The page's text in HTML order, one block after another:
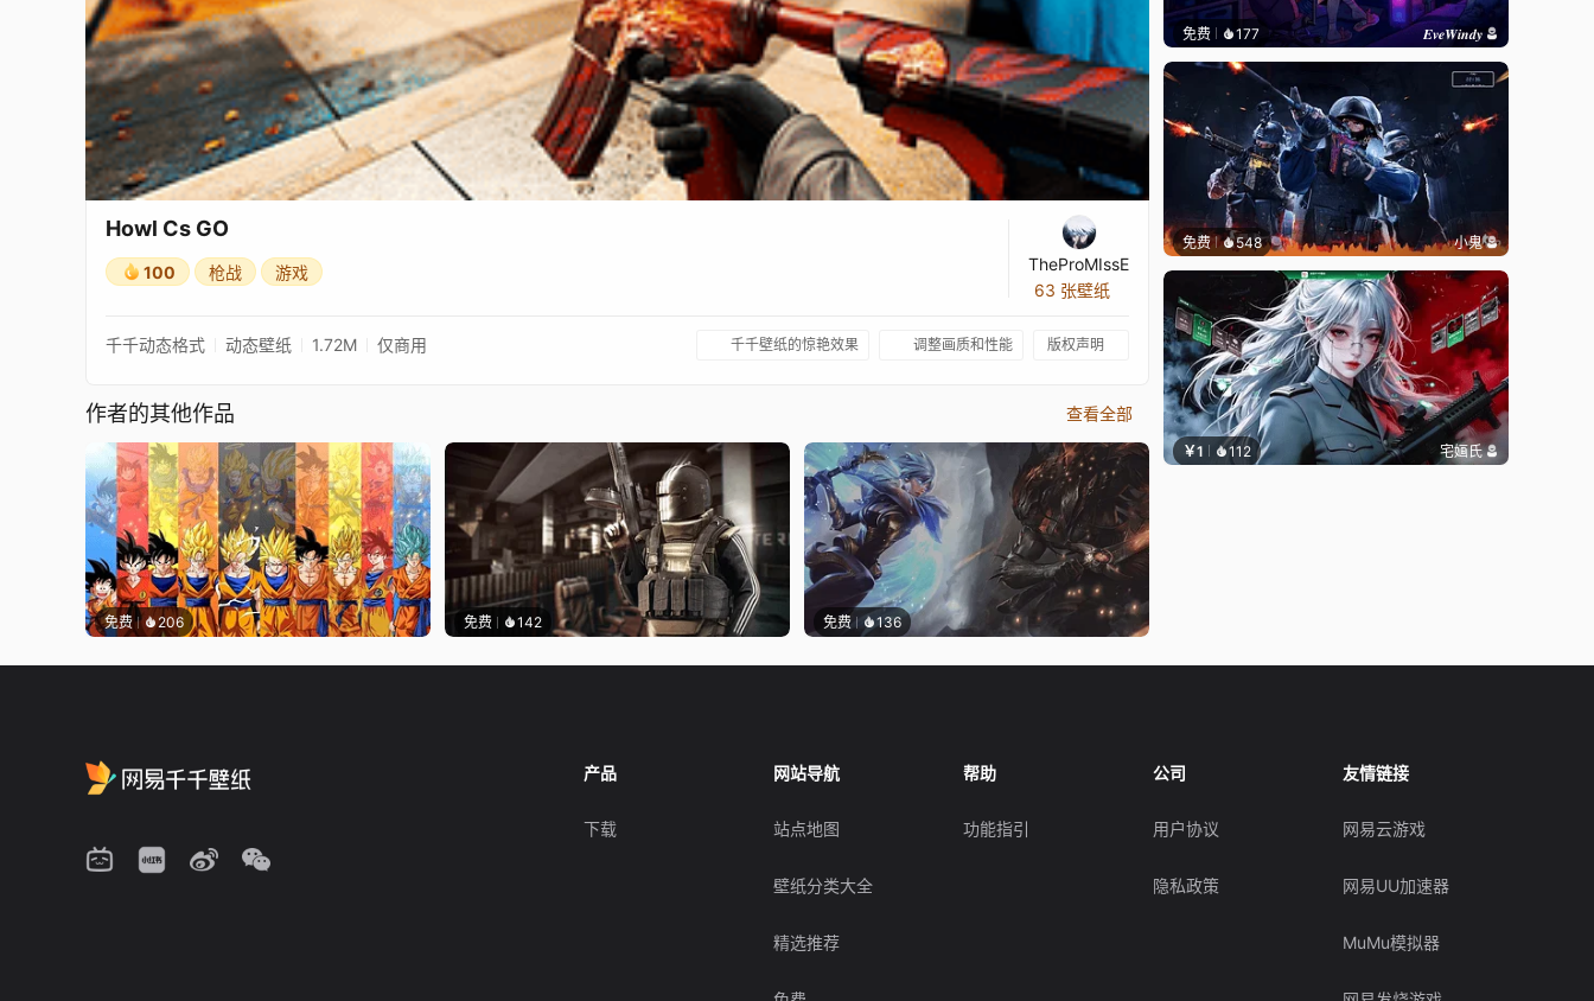
Howl Cs GO
100 枪战 游戏
TheProMIssE
63 张壁纸
千千动态格式 动态壁纸 1.72M 仅商用 千千壁纸的惊艳效果 调整画质和性能 版权声明
作者的其他作品 查看全部
免费 206 免费 142 免费 136
免费 177 𝑬𝒗𝒆𝑾𝒊𝒏𝒅𝒚
免费 548 小鬼
￥1 112 宅婳氏
产品
下载
网站导航
站点地图
壁纸分类大全
精选推荐
帮助
功能指引
公司
用户协议
隐私政策
友情链接
网易云游戏
网易UU加速器
MuMu模拟器